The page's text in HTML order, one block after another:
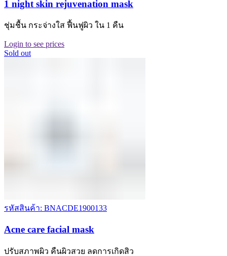
1 night skin rejuvenation mask
ชุ่มชื้น กระจ่างใส ฟื้นฟูผิว ใน 1 คืน
Login to see prices
Sold out
รหัสสินค้า: BNACDE1900133
Acne care facial mask
ปรับสภาพผิว คืนผิวสวย ลดการเกิดสิว